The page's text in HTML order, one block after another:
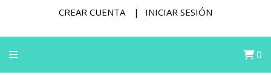
CREAR CUENTA INICIAR SESIÓN
0